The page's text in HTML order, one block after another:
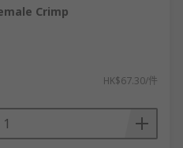
Crimp
HK$67.30/件